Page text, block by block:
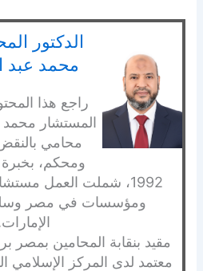
الدكتور
محمد عبد
راجع هذا
المستشار محمد
محامي
ومحكم، بخبرة
1992، شملت العمل
ومؤسسات في مصر
معتمد لدى المركز الإسلامي